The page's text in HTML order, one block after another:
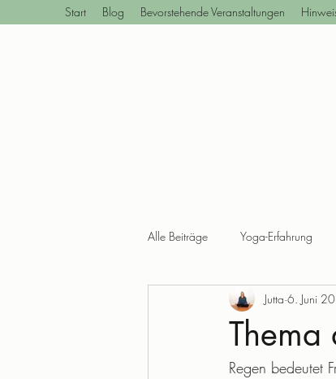
Start Blog Bevorstehende Veranstaltungen
Alle Beiträge Yoga-Erfahrung
Thema
Jutta 6. Juni
Regen bedeutet